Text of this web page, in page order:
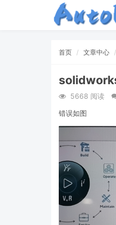
首页 文章中心
5668 阅读
错误如图